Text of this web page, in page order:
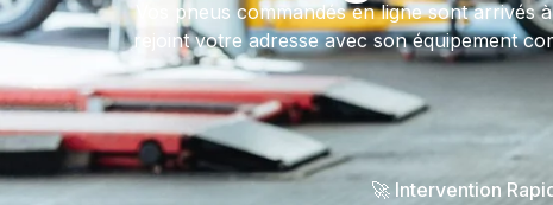
Vos pneus commandés en ligne sont
rejoint votre adresse avec son équipement
🚀 Intervention